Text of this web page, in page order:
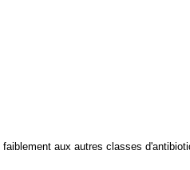
aux autres classes